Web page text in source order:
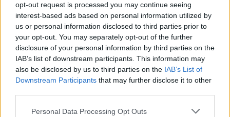
opt-out request is processed you may continue seeing
interest-based ads based on personal information utilized by
us or personal information disclosed to third parties prior to
your opt-out. You may separately opt-out of the further
disclosure of your personal information by third parties on the
IAB’s list of downstream participants. This information may
also be disclosed by us to third parties on the IAB’s List of
Downstream Participants that may further disclose it to other
Personal Data Processing Opt Outs
RodOdemira: Há uma plataforma gratuita que centraliza
informação sobre os transportes no concelho
informação sobre os transportes no concelho...
6 Agosto, 2026 - 12:48